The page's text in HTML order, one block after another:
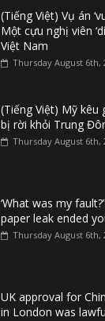
(Tiếng Việt) Vụ án
Một cựu nghị viên
Việt Nam
Thursday August 6th,
(Tiếng Việt) Mỹ kêu
bị rời khỏi Trung
Thursday August 6th,
‘What was my
paper leak ended
Thursday August 6th,
UK approval for
in London was